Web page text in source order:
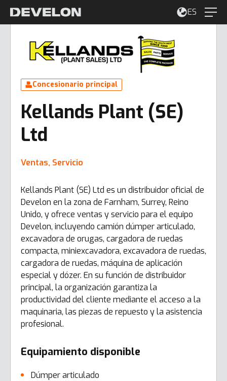
ES
Concesionario principal
Kellands Plant (SE)
Ltd
Ventas, Servicio
Kellands Plant (SE) Ltd es un distribuidor oficial de
Develon en la zona de Farnham, Surrey, Reino
Unido, y ofrece ventas y servicio para el equipo
Develon, incluyendo camión dúmper articulado,
excavadora de orugas, cargadora de ruedas
compacta, miniexcavadora, excavadora de ruedas,
cargadora de ruedas, máquina de aplicación
especial y dózer. En su función de distribuidor
principal, la organización garantiza la
productividad del cliente mediante el acceso a la
maquinaria, las piezas de repuesto y la asistencia
profesional.
Equipamiento disponible
Dúmper articulado